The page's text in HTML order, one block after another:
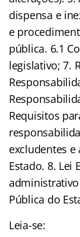
dispensa e
e
pública. 6.1
legislativo; 7.
Requisitos
excludentes
Estado. 8. Lei
Pública do
Leia-se: